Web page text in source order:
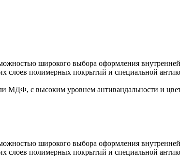
широкого выбора оформления
слоев полимерных покрытий и специальной
МДФ, с высоким уровнем антивандальности и
широкого выбора оформления
слоев полимерных покрытий и специальной